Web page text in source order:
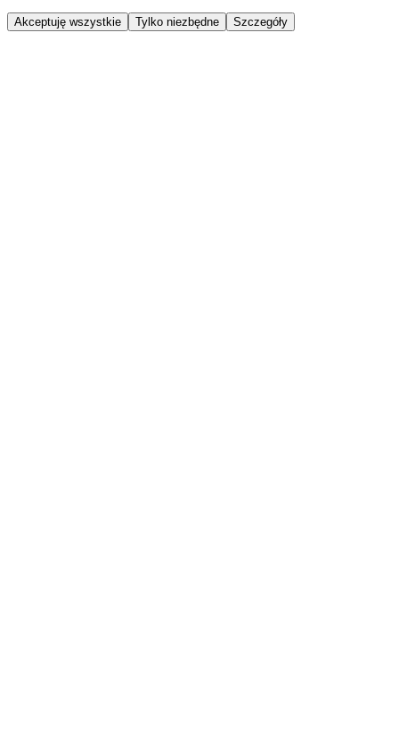
Akceptuję wszystkie Tylko niezbędne Szczegóły